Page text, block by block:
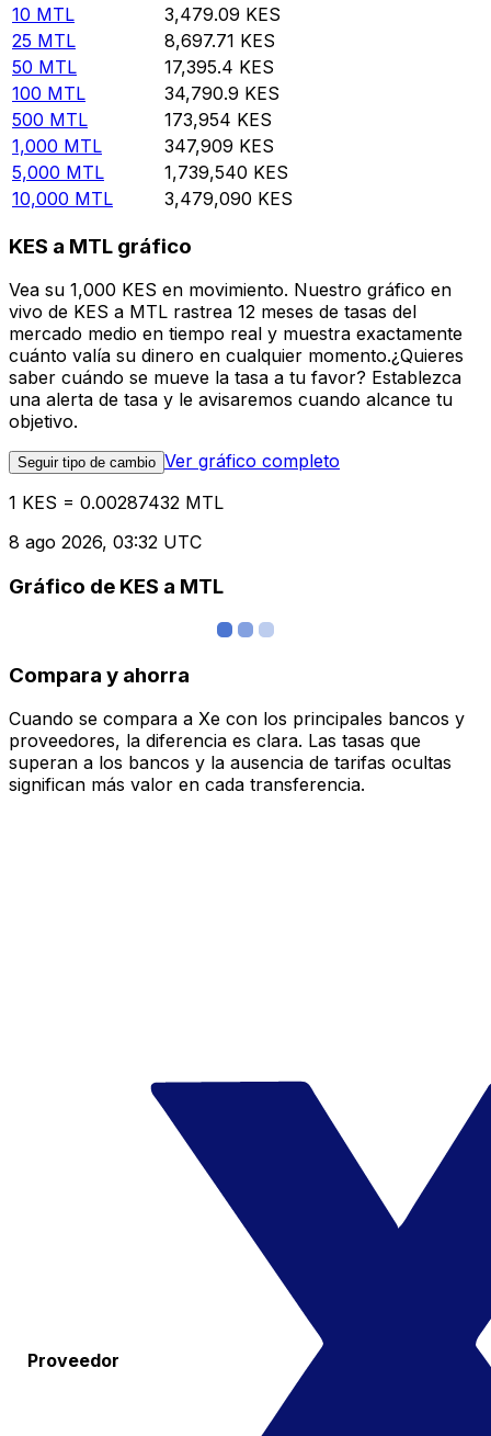
10 MTL 3,479.09 KES
25 MTL 8,697.71 KES
50 MTL 17,395.4 KES
100 MTL 34,790.9 KES
500 MTL 173,954 KES
1,000 MTL 347,909 KES
5,000 MTL 1,739,540 KES
10,000 MTL 3,479,090 KES
KES a MTL gráfico
Vea su 1,000 KES en movimiento. Nuestro gráfico en
vivo de KES a MTL rastrea 12 meses de tasas del
mercado medio en tiempo real y muestra exactamente
cuánto valía su dinero en cualquier momento.¿Quieres
saber cuándo se mueve la tasa a tu favor? Establezca
una alerta de tasa y le avisaremos cuando alcance tu
objetivo.
Seguir tipo de cambio Ver gráfico completo
1 KES = 0.00287432 MTL
8 ago 2026, 03:32 UTC
Gráfico de KES a MTL
Compara y ahorra
Cuando se compara a Xe con los principales bancos y
proveedores, la diferencia es clara. Las tasas que
superan a los bancos y la ausencia de tarifas ocultas
significan más valor en cada transferencia.
Proveedor